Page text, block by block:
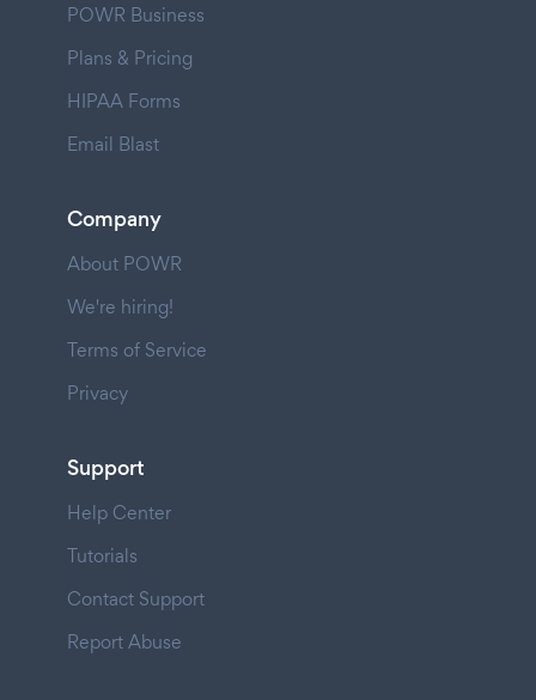
POWR Business
Plans & Pricing
HIPAA Forms
Email Blast
Company
About POWR
We're hiring!
Terms of Service
Privacy
Support
Help Center
Tutorials
Contact Support
Report Abuse